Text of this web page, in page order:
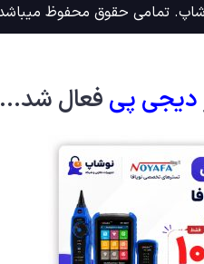
دیجی پی فعال شد...